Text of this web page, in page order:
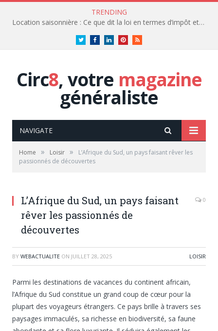
TRENDING
Location saisonnière : Ce que dit la loi en termes d’impôt et de fiscalité
TwitterFacebookLinkedInPinterestRSS
Circ8, votre magazine
généraliste
NAVIGATE
Home » Loisir »
L’Afrique du Sud, un pays faisant rêver les
passionnés de découvertes
L’Afrique du Sud, un pays faisant
rêver les passionnés de
découvertes
0
BY WEBACTUALITE ON JUILLET 28, 2025 LOISIR
Parmi les destinations de vacances du continent africain,
l’Afrique du Sud constitue un grand coup de cœur pour la
plupart des voyageurs étrangers. Ce pays brille à travers ses
paysages immaculés, sa richesse en biodiversité, sa faune